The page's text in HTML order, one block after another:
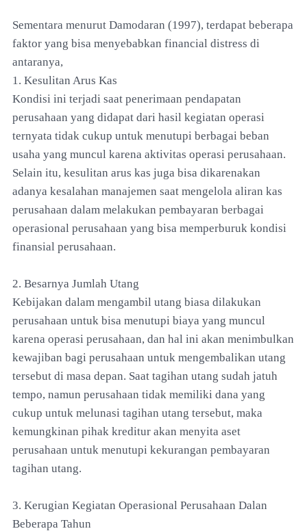
Sementara menurut Damodaran (1997), terdapat beberapa
faktor yang bisa menyebabkan financial distress di
antaranya,
1. Kesulitan Arus Kas
Kondisi ini terjadi saat penerimaan pendapatan
perusahaan yang didapat dari hasil kegiatan operasi
ternyata tidak cukup untuk menutupi berbagai beban
usaha yang muncul karena aktivitas operasi perusahaan.
Selain itu, kesulitan arus kas juga bisa dikarenakan
adanya kesalahan manajemen saat mengelola aliran kas
perusahaan dalam melakukan pembayaran berbagai
operasional perusahaan yang bisa memperburuk kondisi
finansial perusahaan.
2. Besarnya Jumlah Utang
Kebijakan dalam mengambil utang biasa dilakukan
perusahaan untuk bisa menutupi biaya yang muncul
karena operasi perusahaan, dan hal ini akan menimbulkan
kewajiban bagi perusahaan untuk mengembalikan utang
tersebut di masa depan. Saat tagihan utang sudah jatuh
tempo, namun perusahaan tidak memiliki dana yang
cukup untuk melunasi tagihan utang tersebut, maka
kemungkinan pihak kreditur akan menyita aset
perusahaan untuk menutupi kekurangan pembayaran
tagihan utang.
3. Kerugian Kegiatan Operasional Perusahaan Dalan
Beberapa Tahun